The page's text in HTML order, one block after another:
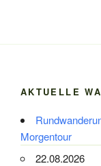
AKTUELLE
Morgentour
22.08.2026